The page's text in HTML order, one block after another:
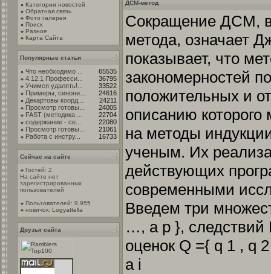
Категории новостей
Обратная связь
Фото галерея
Поиск
Разное
Карта Сайта
Популярные статьи
Что необходимо ...
65535
4.12.1 Професси...
36795
Учимся удалять!...
33522
Примеры, синони...
24616
Декартовы коорд...
24211
Просмотр готовы...
24005
FAST (методика ...
22704
содержание - се...
22080
Просмотр готовы...
21061
Работа с инстру...
16733
Сейчас на сайте
Гостей: 2
На сайте нет
зарегистрированных
пользователей
Пользователей: 9,955
новичок: Logyattella
Друзья сайта
ДСМ-метод
Сокращение ДСМ,
метода, означает
показывает, что
закономерностей
положительных и
описанию
на методы
ученым. Их
действующих
современными
Введем три
…, а p },
оценок Q ={ q 1 , q
а i